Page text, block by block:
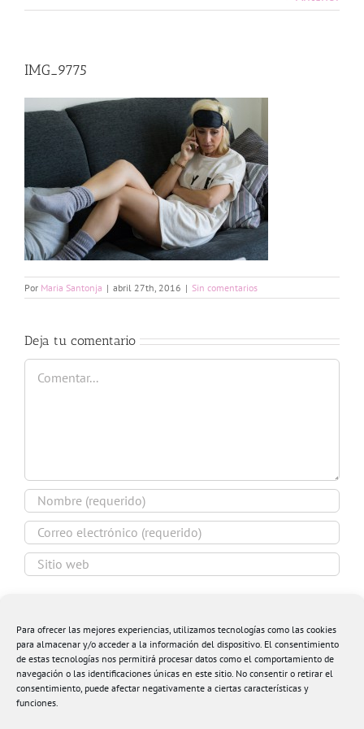
Para ofrecer las mejores experiencias, utilizamos tecnologías como las cookies
para almacenar y/o acceder a la información del dispositivo. El consentimiento
de estas tecnologías nos permitirá procesar datos como el comportamiento de
navegación o las identificaciones únicas en este sitio. No consentir o retirar el
consentimiento, puede afectar negativamente a ciertas características y
funciones.
IMG_9775
Por Maria Santonja | abril 27th, 2016 | Sin comentarios
Deja tu comentario
Comentar
navegador para la próxima vez que comente.